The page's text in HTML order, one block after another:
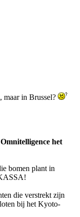
maar in Brussel?
het
bomen plant in
die verstrekt zijn
bij het Kyoto-